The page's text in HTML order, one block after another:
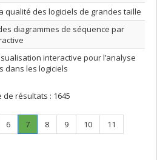
qualité des logiciels de grandes taille
diagrammes de séquence par
interactive pour l’analyse
dans les logiciels
de résultats : 1645
Page
6 Page
7.
Page
Page
8 Page
9 Page
10 Page
11